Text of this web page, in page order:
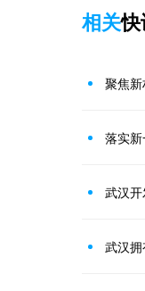
相关
聚焦
落实
武汉
武汉